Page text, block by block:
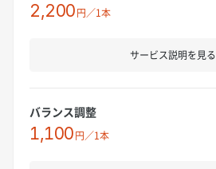
2,200円／1本
サービス説明を見る
バランス調整
1,100円／1本